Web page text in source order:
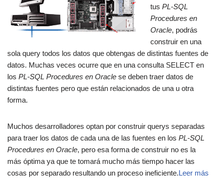
tus PL-SQL
Procedures en
Oracle, podrás
construir en una
sola query todos los datos que obtengas de distintas fuentes de
datos. Muchas veces ocurre que en una consulta SELECT en
los PL-SQL Procedures en Oracle se deben traer datos de
distintas fuentes pero que están relacionados de una u otra
forma.
Muchos desarrolladores optan por construir querys separadas
para traer los datos de cada una de las fuentes en los PL-SQL
Procedures en Oracle, pero esa forma de construir no es la
más óptima ya que te tomará mucho más tiempo hacer las
cosas por separado resultando un proceso ineficiente.Leer más